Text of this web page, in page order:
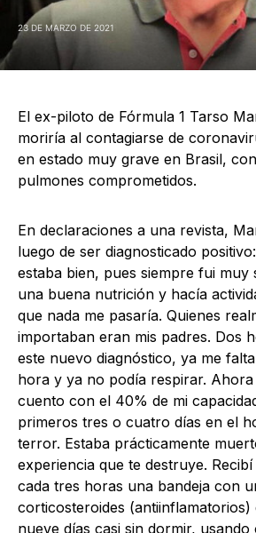
23 DE MARZO DE 2021
El ex-piloto de Fórmula 1 Tarso
moriría al contagiarse de
en estado muy grave en Brasil,
pulmones comprometidos.
En declaraciones a una revista,
luego de ser diagnosticado
estaba bien, pues siempre fui muy
una buena nutrición y hacía
que nada me pasaría. Quienes
importaban eran mis padres. Dos
este nuevo diagnóstico, ya me
hora y ya no podía respirar. Ahora
cuento con el 40% de mi
primeros tres o cuatro días en el
terror. Estaba prácticamente
experiencia que te destruye.
cada tres horas una bandeja con
corticosteroides
nueve días casi sin dormir, usando